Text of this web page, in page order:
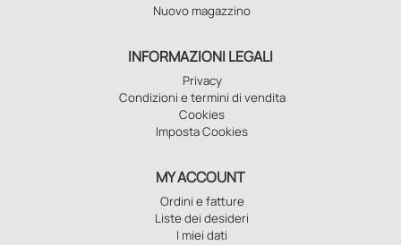
Nuovo magazzino
INFORMAZIONI LEGALI
Privacy
Condizioni e termini di vendita
Cookies
Imposta Cookies
MY ACCOUNT
Ordini e fatture
Liste dei desideri
I miei dati